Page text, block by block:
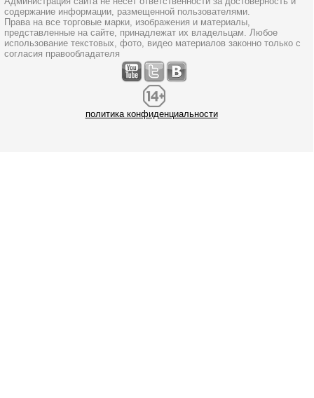
содержание информации, размещенной пользователями.
Права на все торговые марки, изображения и материалы,
представленные на сайте, принадлежат их владельцам. Любое
использование текстовых, фото, видео материалов законно только с
согласия правообладателя
политика конфиденциальности